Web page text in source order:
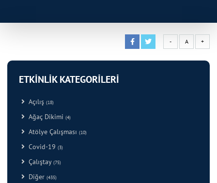
- A +
ETKİNLİK KATEGORİLERİ
Açılış (18)
Ağaç Dikimi (4)
Atölye Çalışması (10)
Covid-19 (3)
Çalıştay (75)
Diğer (435)